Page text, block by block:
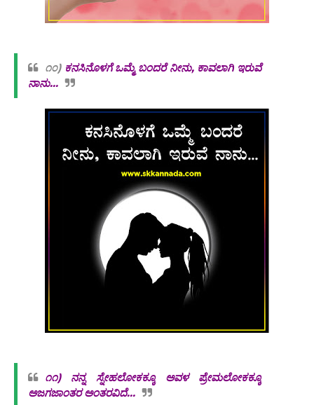
೧೦) ಕನಸಿನೊಳಗೆ ಒಮ್ಮೆ ಬಂದರೆ ನೀನು, ಕಾವಲಾಗಿ ಇರುವೆ
ನಾನು...
೧೧) ನನ್ನ ಸ್ನೇಹಲೋಕಕ್ಕೂ ಅವಳ ಪ್ರೇಮಲೋಕಕ್ಕೂ
ಅಜಗಜಾಂತರ ಅಂತರವಿದೆ...